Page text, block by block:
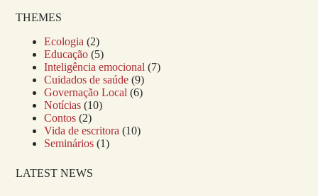
THEMES
Ecologia (2)
Educação (5)
Inteligência emocional (7)
Cuidados de saúde (9)
Governação Local (6)
Notícias (10)
Contos (2)
Vida de escritora (10)
Seminários (1)
LATEST NEWS